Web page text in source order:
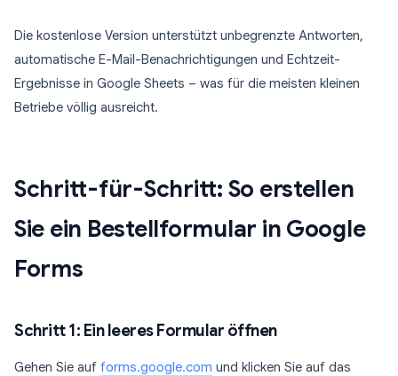
Die kostenlose Version unterstützt unbegrenzte Antworten,
automatische E-Mail-Benachrichtigungen und Echtzeit-
Ergebnisse in Google Sheets – was für die meisten kleinen
Betriebe völlig ausreicht.
Schritt-für-Schritt: So erstellen
Sie ein Bestellformular in Google
Forms
Schritt 1: Ein leeres Formular öffnen
Gehen Sie auf forms.google.com und klicken Sie auf das